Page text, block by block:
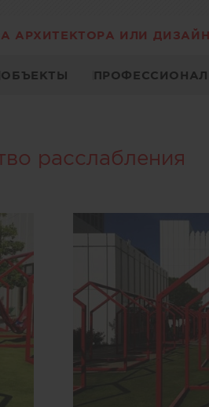
АРХИТЕКТОРА ИЛИ
ОБЪЕКТЫ
расслабления